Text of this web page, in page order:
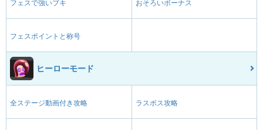
フェスで強いブキ おそろいボーナス
フェスポイントと称号
ヒーローモード
全ステージ動画付き攻略 ラスボス攻略